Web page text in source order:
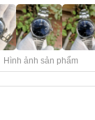
Hình ảnh sản phẩm